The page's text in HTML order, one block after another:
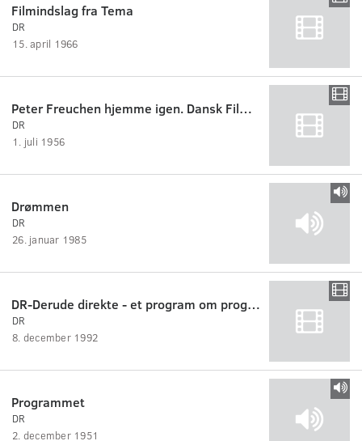
Filmindslag fra Tema
DR
15. april 1966
Peter Freuchen hjemme igen. Dansk Filmjournal nr. 39A.
DR
1. juli 1956
Drømmen
DR
26. januar 1985
DR-Derude direkte - et program om programmet
DR
8. december 1992
Programmet
DR
2. december 1951